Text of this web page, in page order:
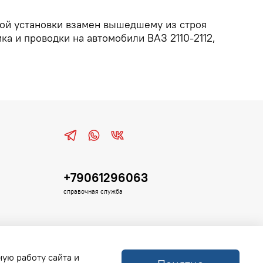
установки взамен вышедшему из строя
и проводки на автомобили ВАЗ 2110-2112,
+79061296063
справочная служба
работу сайта и